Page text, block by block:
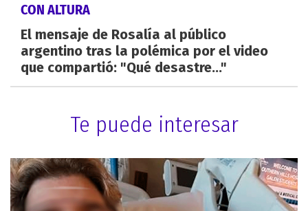
CON ALTURA
El mensaje de Rosalía al público
argentino tras la polémica por el video
que compartió: "Qué desastre..."
Te puede interesar